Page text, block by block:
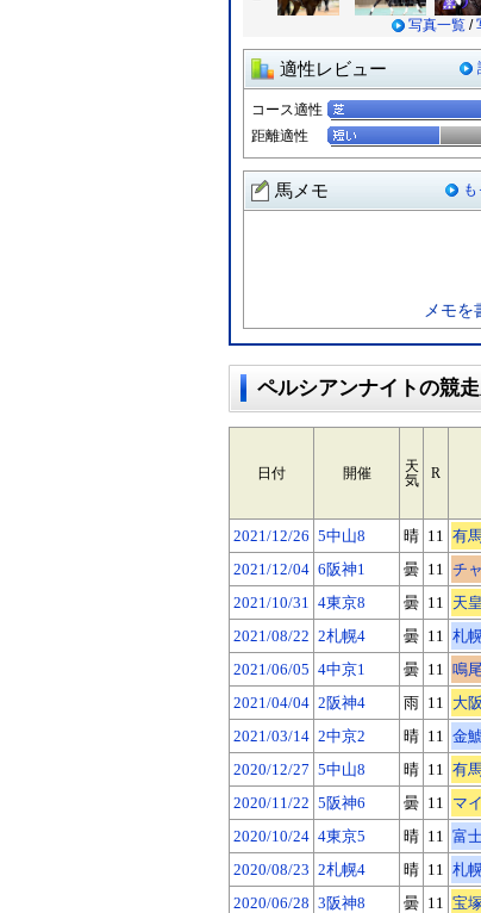
写真一覧 /
適性レビュー
コース適性
距離適性
馬メモ
メモを
ペルシアンナイトの競
日付 開催
天
気
R
2021/12/26 5中山8 晴 11 有
2021/12/04 6阪神1 曇 11 チ
2021/10/31 4東京8 曇 11 天
2021/08/22 2札幌4 曇 11 札
2021/06/05 4中京1 曇 11 鳴
2021/04/04 2阪神4 雨 11 大
2021/03/14 2中京2 晴 11 金
2020/12/27 5中山8 晴 11 有
2020/11/22 5阪神6 曇 11 マ
2020/10/24 4東京5 晴 11 富
2020/08/23 2札幌4 晴 11 札
2020/06/28 3阪神8 曇 11 宝